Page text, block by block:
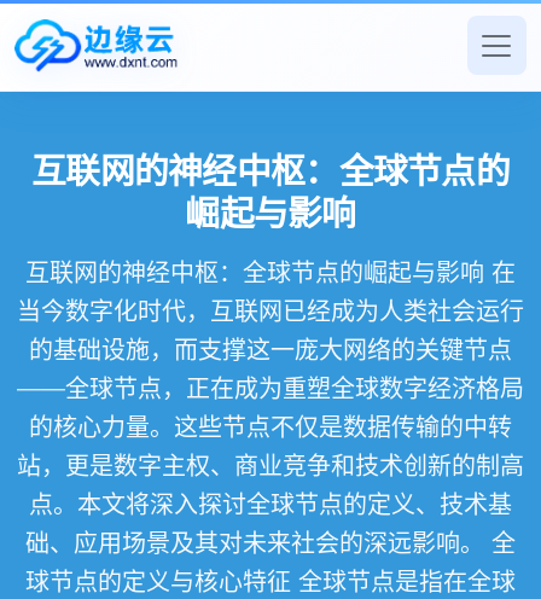
互联网的神经中枢：全球节点的
崛起与影响
互联网的神经中枢：全球节点的崛起与影响 在
当今数字化时代，互联网已经成为人类社会运行
的基础设施，而支撑这一庞大网络的关键节点
——全球节点，正在成为重塑全球数字经济格局
的核心力量。这些节点不仅是数据传输的中转
站，更是数字主权、商业竞争和技术创新的制高
点。本文将深入探讨全球节点的定义、技术基
础、应用场景及其对未来社会的深远影响。 全
球节点的定义与核心特征 全球节点是指在全球